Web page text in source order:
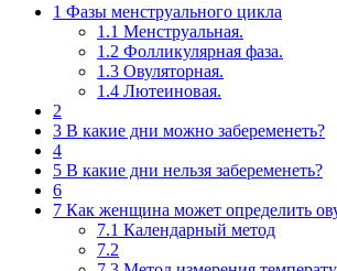
1 Фазы менструального цикла
1.1 Менструальная.
1.2 Фолликулярная фаза.
1.3 Овуляторная.
1.4 Лютеиновая.
2
3 В какие дни можно забеременеть?
4
5 В какие дни нельзя забеременеть?
6
7 Как женщина может определить
7.1 Календарный метод
7.2